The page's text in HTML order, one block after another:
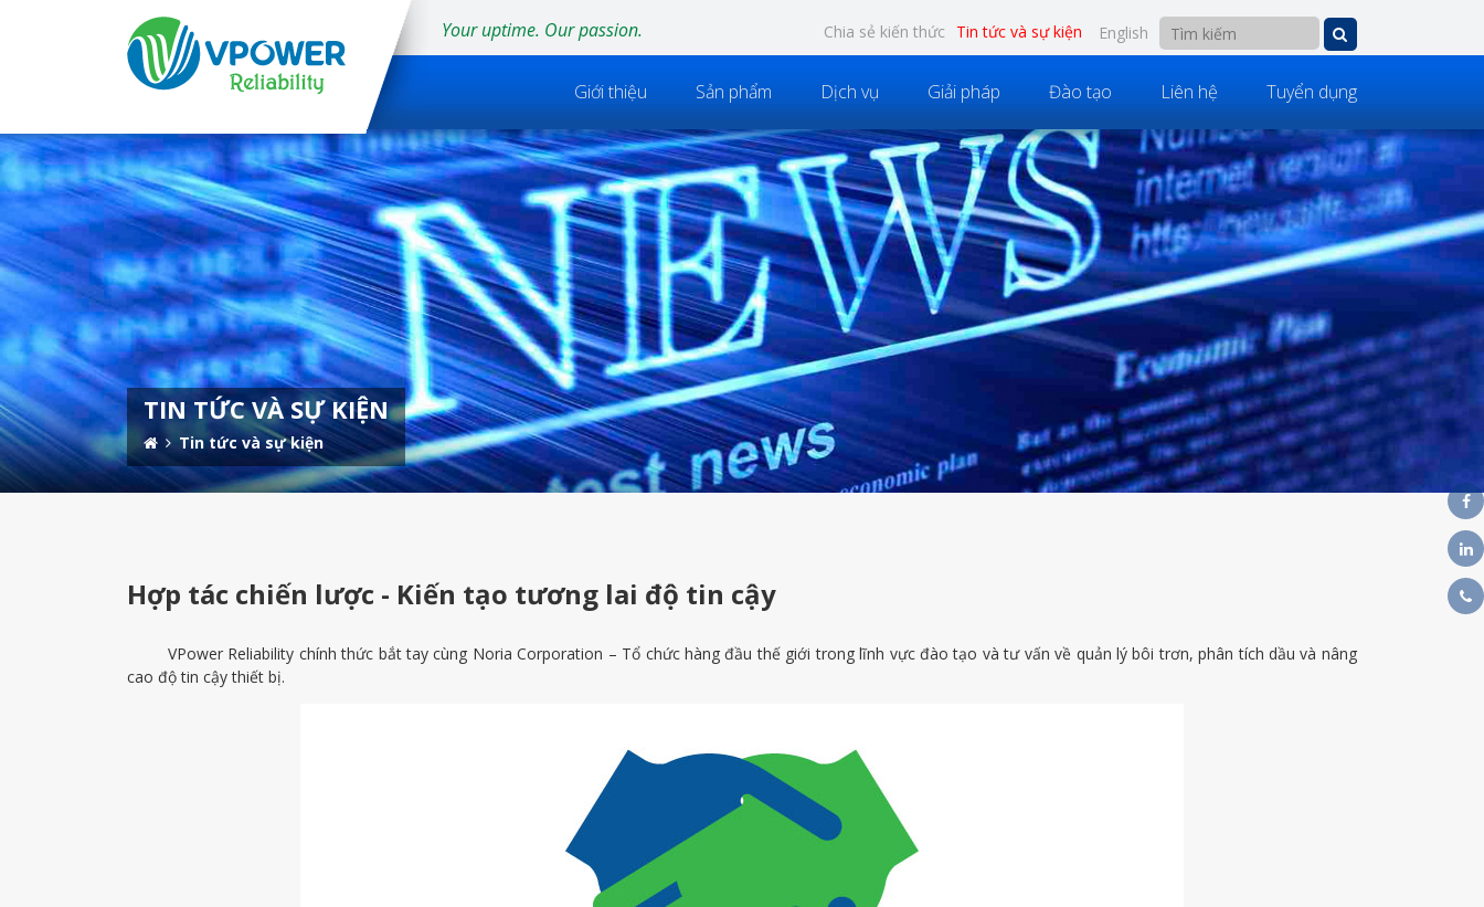
Your uptime. Our passion. Chia sẻ kiến thức Tin tức và sự kiện English
Giới thiệu Sản phẩm Dịch vụ Giải pháp Đào tạo Liên hệ Tuyển dụng
TIN TỨC VÀ SỰ KIỆN
Tin tức và sự kiện
Hợp tác chiến lược - Kiến tạo tương lai độ tin cậy
VPower Reliability chính thức bắt tay cùng Noria Corporation – Tổ chức hàng đầu thế giới trong lĩnh vực đào tạo và tư vấn về quản lý bôi trơn, phân tích dầu và nâng
cao độ tin cậy thiết bị.